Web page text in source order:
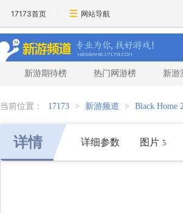
17173首页 网站导航
新游期待榜 热门网游榜 新游
当前位置： 17173 > 新游频道 > Black Home
详情 详细参数 图片 5